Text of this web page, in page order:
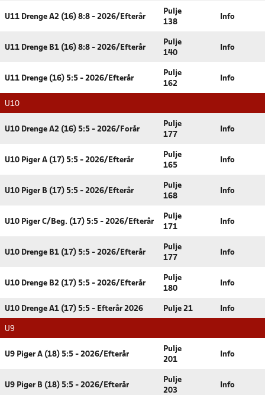
U11 Drenge A2 (16) 8:8 - 2026/Efterår
Pulje
138
Info
U11 Drenge B1 (16) 8:8 - 2026/Efterår
Pulje
140
Info
U11 Drenge (16) 5:5 - 2026/Efterår
Pulje
162
Info
U10
U10 Drenge A2 (16) 5:5 - 2026/Forår
Pulje
177
Info
U10 Piger A (17) 5:5 - 2026/Efterår
Pulje
165
Info
U10 Piger B (17) 5:5 - 2026/Efterår
Pulje
168
Info
U10 Piger C/Beg. (17) 5:5 - 2026/Efterår
Pulje
171
Info
U10 Drenge B1 (17) 5:5 - 2026/Efterår
Pulje
177
Info
U10 Drenge B2 (17) 5:5 - 2026/Efterår
Pulje
180
Info
U10 Drenge A1 (17) 5:5 - Efterår 2026 Pulje 21 Info
U9
U9 Piger A (18) 5:5 - 2026/Efterår
Pulje
201
Info
U9 Piger B (18) 5:5 - 2026/Efterår
Pulje
203
Info